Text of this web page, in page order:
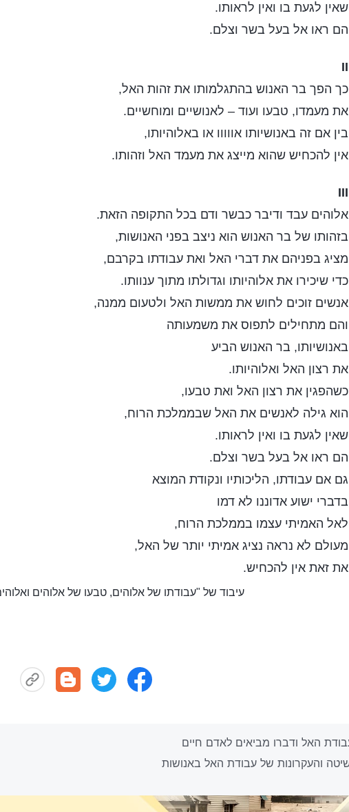
שאין לגעת בו ואין לראותו.
הם ראו אל בעל בשר וצלם.
II
כך הפך בר האנוש בהתגלמותו את זהות האל,
את מעמדו, טבעו ועוד – לאנושיים ומוחשיים.
בין אם זה באנושיותו אווווו או באלוהיותו,
אין להכחיש שהוא מייצג את מעמד האל וזהותו.
III
אלוהים עבד ודיבר כבשר ודם בכל התקופה הזאת.
בזהותו של בר האנוש הוא ניצב בפני האנושות,
מציג בפניהם את דברי האל ואת עבודתו בקרבם,
כדי שיכירו את אלוהיותו וגדולתו מתוך ענוותו.
אנשים זוכים לחוש את ממשות האל ולטעום ממנה,
והם מתחילים לתפוס את משמעותה
באנושיותו, בר האנוש הביע
את רצון האל ואלוהיותו.
כשהפגין את רצון האל ואת טבעו,
הוא גילה לאנשים את האל שבממלכת הרוח,
שאין לגעת בו ואין לראותו.
הם ראו אל בעל בשר וצלם.
גם אם עבודתו, הליכותיו ונקודת המוצא
בדברי ישוע אדוננו לא דמו
לאל האמיתי עצמו בממלכת הרוח,
מעולם לא נראה נציג אמיתי יותר של האל,
את זאת אין להכחיש.
עיבוד של "עבודתו של אלוהים, טבעו של אלוהים